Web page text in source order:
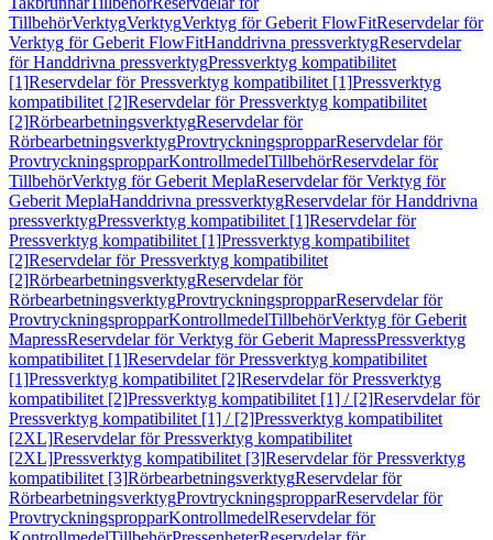
TillbehörVerktygVerktygVerktyg för Geberit FlowFitReservdelar för
Verktyg för Geberit FlowFitHanddrivna pressverktygReservdelar
för Handdrivna pressverktygPressverktyg kompatibilitet
[1]Reservdelar för Pressverktyg kompatibilitet [1]Pressverktyg
kompatibilitet [2]Reservdelar för Pressverktyg kompatibilitet
[2]RörbearbetningsverktygReservdelar för
RörbearbetningsverktygProvtryckningspropparReservdelar för
ProvtryckningspropparKontrollmedelTillbehörReservdelar för
TillbehörVerktyg för Geberit MeplaReservdelar för Verktyg för
Geberit MeplaHanddrivna pressverktygReservdelar för Handdrivna
pressverktygPressverktyg kompatibilitet [1]Reservdelar för
Pressverktyg kompatibilitet [1]Pressverktyg kompatibilitet
[2]Reservdelar för Pressverktyg kompatibilitet
[2]RörbearbetningsverktygReservdelar för
RörbearbetningsverktygProvtryckningspropparReservdelar för
ProvtryckningspropparKontrollmedelTillbehörVerktyg för Geberit
MapressReservdelar för Verktyg för Geberit MapressPressverktyg
kompatibilitet [1]Reservdelar för Pressverktyg kompatibilitet
[1]Pressverktyg kompatibilitet [2]Reservdelar för Pressverktyg
kompatibilitet [2]Pressverktyg kompatibilitet [1] / [2]Reservdelar för
Pressverktyg kompatibilitet [1] / [2]Pressverktyg kompatibilitet
[2XL]Reservdelar för Pressverktyg kompatibilitet
[2XL]Pressverktyg kompatibilitet [3]Reservdelar för Pressverktyg
kompatibilitet [3]RörbearbetningsverktygReservdelar för
RörbearbetningsverktygProvtryckningspropparReservdelar för
ProvtryckningspropparKontrollmedelReservdelar för